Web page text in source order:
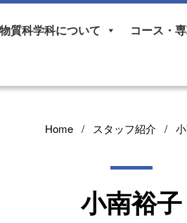
質科学科について コース・
Home スタッフ紹介
小南裕子